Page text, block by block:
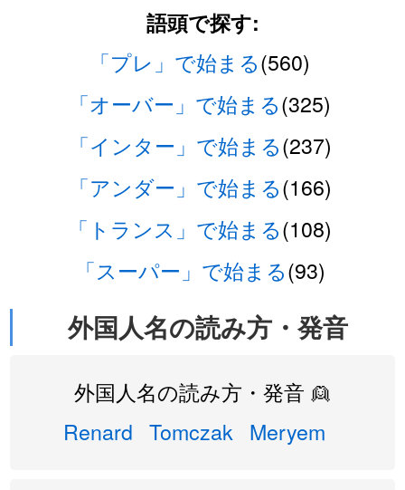
語頭で探す:
「プレ」で始まる(560)
「オーバー」で始まる(325)
「インター」で始まる(237)
「アンダー」で始まる(166)
「トランス」で始まる(108)
「スーパー」で始まる(93)
外国人名の読み方・発音
外国人名の読み方・発音 👱
Renard Tomczak Meryem